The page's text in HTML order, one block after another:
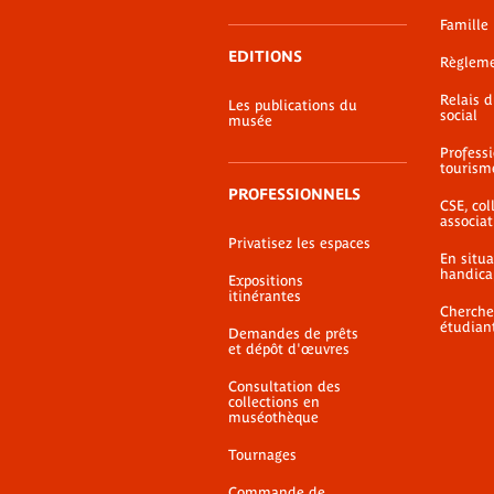
EDITIONS
Les publications du
musée
PROFESSIONNELS
Privatisez les espaces
Expositions
itinérantes
Demandes de prêts
et dépôt d'œuvres
Consultation des
collections en
muséothèque
Tournages
Famille
Relais
social
CSE,
En